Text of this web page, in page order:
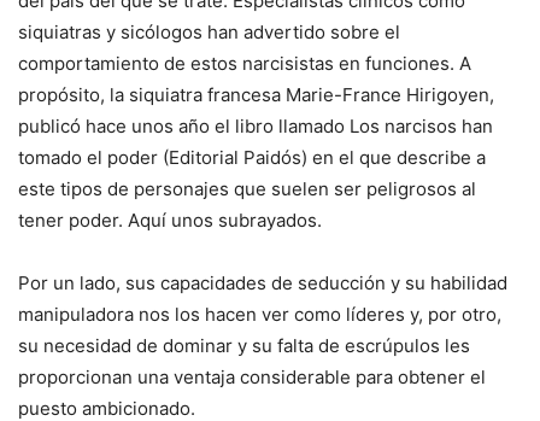
siquiatras y sicólogos han advertido sobre el
comportamiento de estos narcisistas en funciones. A
propósito, la siquiatra francesa Marie-France Hirigoyen,
publicó hace unos año el libro llamado Los narcisos han
tomado el poder (Editorial Paidós) en el que describe a
este tipos de personajes que suelen ser peligrosos al
tener poder. Aquí unos subrayados.
Por un lado, sus capacidades de seducción y su habilidad
manipuladora nos los hacen ver como líderes y, por otro,
su necesidad de dominar y su falta de escrúpulos les
proporcionan una ventaja considerable para obtener el
puesto ambicionado.